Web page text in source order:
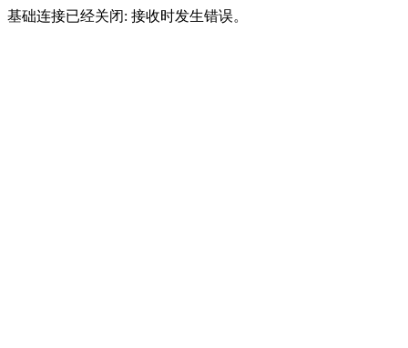
基础连接已经关闭: 接收时发生错误。